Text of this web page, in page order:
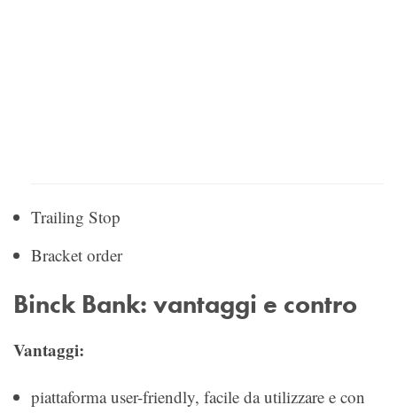
Trailing Stop
Bracket order
Binck Bank: vantaggi e contro
Vantaggi:
piattaforma user-friendly, facile da utilizzare e con